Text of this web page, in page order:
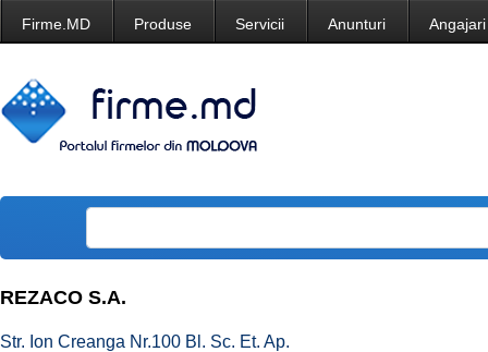
Firme.MD Produse Servicii Anunturi Angajari
REZACO S.A.
Str. Ion Creanga Nr.100 Bl. Sc. Et. Ap.